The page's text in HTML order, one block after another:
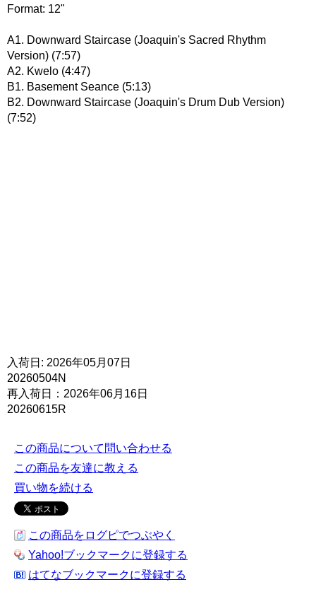
Format: 12"
A1. Downward Staircase (Joaquin's Sacred Rhythm
Version) (7:57)
A2. Kwelo (4:47)
B1. Basement Seance (5:13)
B2. Downward Staircase (Joaquin's Drum Dub Version)
(7:52)
入荷日: 2026年05月07日
20260504N
再入荷日：2026年06月16日
20260615R
この商品について問い合わせる
この商品を友達に教える
買い物を続ける
この商品をログピでつぶやく
Yahoo!ブックマークに登録する
はてなブックマークに登録する